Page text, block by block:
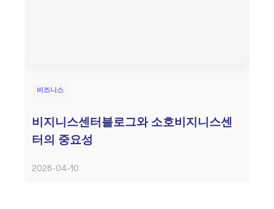
비즈니스
비지니스센터블로그와 소호비지니스센
터의 중요성
2026-04-10